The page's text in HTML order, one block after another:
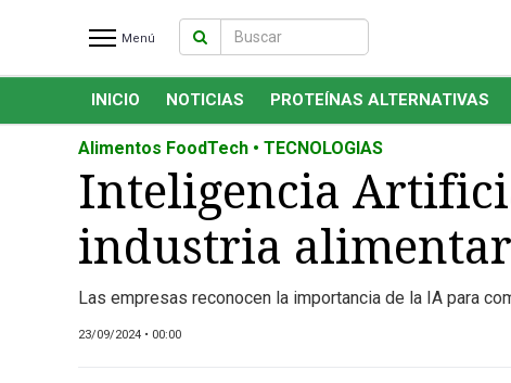
NOTICIAS RECIENTES
NOTICIAS
PROTEÍNAS ALTERNATIVAS
ANIMAL FREE
OTROS INGREDIENTES
QUIÉNES SOMOS
Menú
INICIO NOTICIAS PROTEÍNAS ALTERNATIVAS
Alimentos FoodTech • TECNOLOGIAS
Inteligencia
industria
Las empresas reconocen la importancia de la IA para
23/09/2024 • 00:00